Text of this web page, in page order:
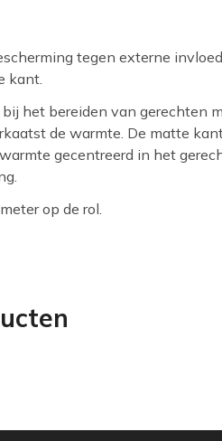
tegen externe
kant.
het bereiden van gerechten
de warmte. De matte
gecentreerd in het
op de rol.